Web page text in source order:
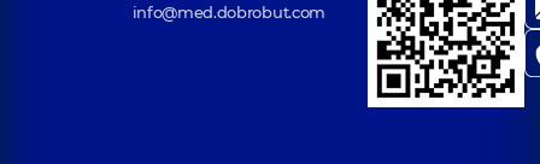
info@med.dobrobut.com